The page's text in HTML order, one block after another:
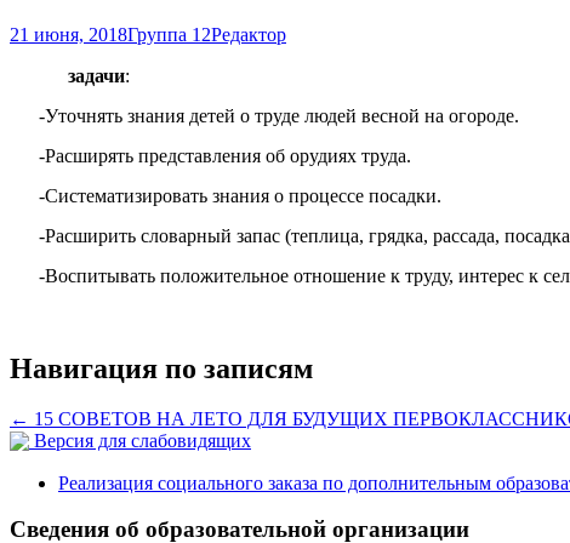
21 июня, 2018Группа 12Редактор
задачи:
-Уточнять знания детей о труде людей весной на огороде.
-Расширять представления об орудиях труда.
-Систематизировать знания о процессе посадки.
-Расширить словарный запас (теплица, грядка, рассада,
-Воспитывать положительное отношение к труду, интерес к
Навигация по записям
← 15 СОВЕТОВ НА ЛЕТО ДЛЯ БУДУЩИХ
Версия для слабовидящих
Реализация социального заказа по дополнительным
Сведения об образовательной организации